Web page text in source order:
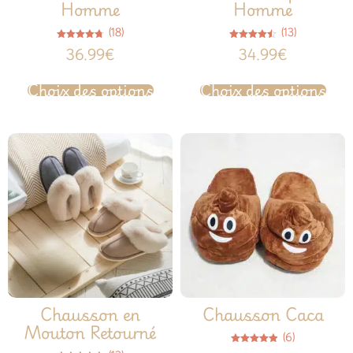
Homme
4.72
sur 5
(18)
36.99€
Choix des options
Homme
4.46
sur 5
(13)
34.99€
Choix des options
Chausson en
Mouton Retourné
Chausson Caca
(6)